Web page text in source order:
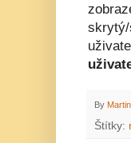
skrytý/
By
Štítky: